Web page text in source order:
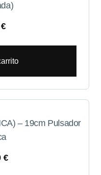
€
– 19cm Pulsador
€